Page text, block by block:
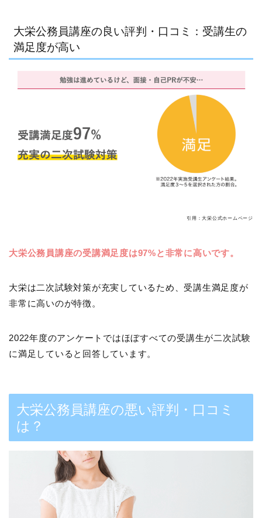
大栄公務員講座の良い評判・口コミ：受講生の
満足度が高い
引用：大栄公式ホームページ
大栄公務員講座の受講満足度は97%と非常に高いです。
大栄は二次試験対策が充実しているため、受講生満足度が
非常に高いのが特徴。
2022年度のアンケートではほぼすべての受講生が二次試験
に満足していると回答しています。
大栄公務員講座の悪い評判・口コミ
は？